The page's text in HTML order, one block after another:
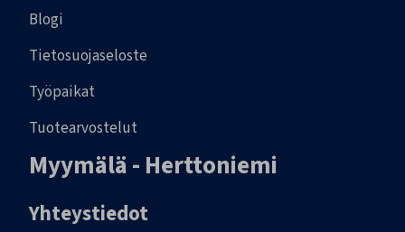
Blogi
Tietosuojaseloste
Työpaikat
Tuotearvostelut
Myymälä - Herttoniemi
Yhteystiedot